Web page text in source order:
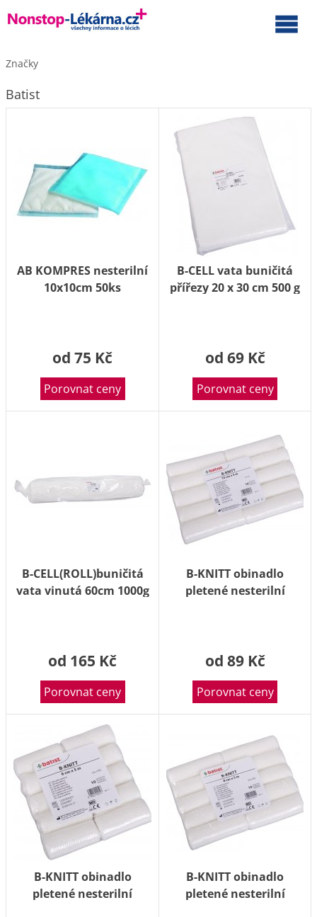
Značky
Batist
AB KOMPRES nesterilní
10x10cm 50ks
od 75 Kč
Porovnat ceny
B-CELL vata buničitá
přířezy 20 x 30 cm 500 g
od 69 Kč
Porovnat ceny
B-CELL(ROLL)buničitá
vata vinutá 60cm 1000g
od 165 Kč
Porovnat ceny
B-KNITT obinadlo
pletené nesterilní
od 89 Kč
Porovnat ceny
B-KNITT obinadlo
pletené nesterilní
B-KNITT obinadlo
pletené nesterilní